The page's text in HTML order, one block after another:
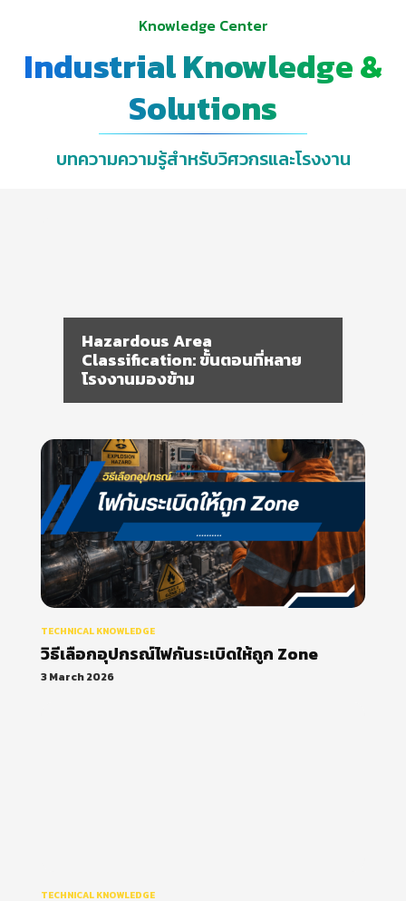
Knowledge Center
Industrial Knowledge &
Solutions
บทความความรู้สำหรับวิศวกรและโรงงาน
TECHNICAL KNOWLEDGE
วิธีเลือกอุปกรณ์ไฟกันระเบิดให้ถูก Zone
3 March 2026
TECHNICAL KNOWLEDGE